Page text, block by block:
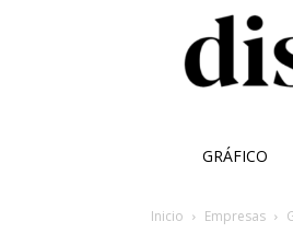
GRÁFICO
Inicio Empresas